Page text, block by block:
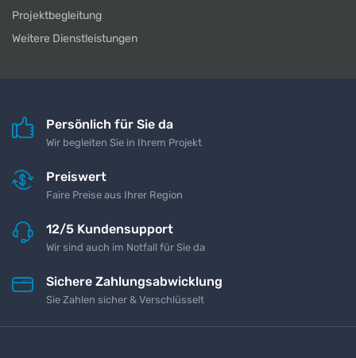
Projektbegleitung
Weitere Dienstleistungen
Persönlich für Sie da
Wir begleiten Sie in Ihrem Projekt
Preiswert
Faire Preise aus Ihrer Region
12/5 Kundensupport
Wir sind auch im Notfall für Sie da
Sichere Zahlungsabwicklung
Sie Zahlen sicher & Verschlüsselt